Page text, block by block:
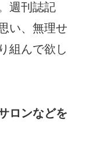
週刊誌記
い、無理せ
組んで欲し
ロンなどを